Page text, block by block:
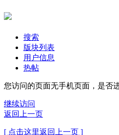
搜索
版块列表
用户信息
热帖
您访问的页面无手机页面，是否
继续访问
返回上一页
[ 点击这里返回上一页 ]